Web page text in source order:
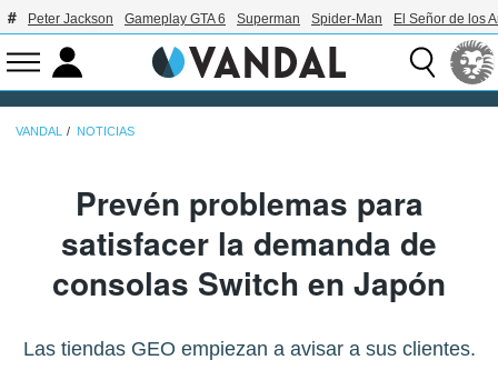
Peter Jackson Gameplay GTA 6 Superman Spider-Man El Señor de los
VANDAL NOTICIAS
Prevén problemas para
satisfacer la demanda de
consolas Switch en Japón
Las tiendas GEO empiezan a avisar a sus clientes.